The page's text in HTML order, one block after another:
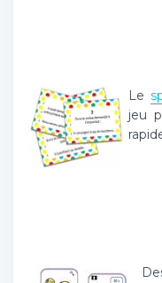
Le
jeu